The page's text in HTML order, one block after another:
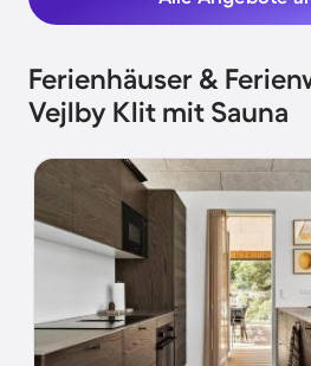
Ferienhäuser &
Vejlby Klit mit Sauna